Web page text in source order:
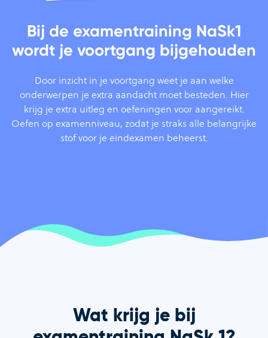
Bij de examentraining NaSk1
wordt je voortgang bijgehouden
Door inzicht in je voortgang weet je aan welke
onderwerpen je extra aandacht moet besteden. Hier
krijg je extra uitleg en oefeningen voor aangereikt.
Oefen op examenniveau, zodat je straks alle belangrijke
stof voor je eindexamen beheerst.
Wat krijg je bij